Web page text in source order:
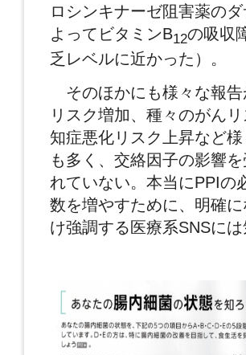
ロシンキナーゼ阻害薬の
よってビタミンB12の吸収
乏レベルに近かった）。
そのほかにも様々な報告
リスク増加、種々のがん
知症悪化リスク上昇など
も多く、交絡因子の影響
れていない。本当にPPIの
数を増やすために、明確
け強調する医療系SNSには